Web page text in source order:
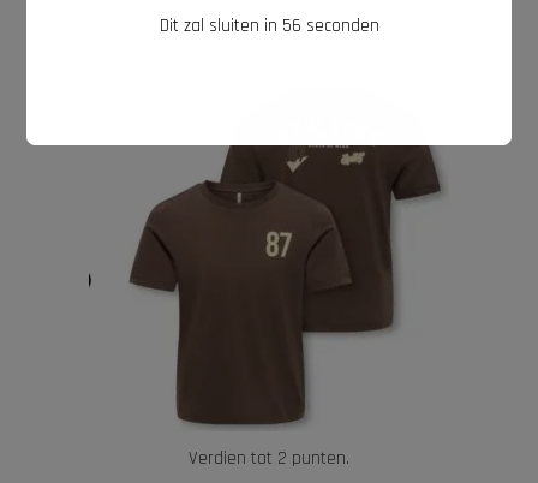
Verdien tot 2 punten.
Dit zal sluiten in 54 seconden